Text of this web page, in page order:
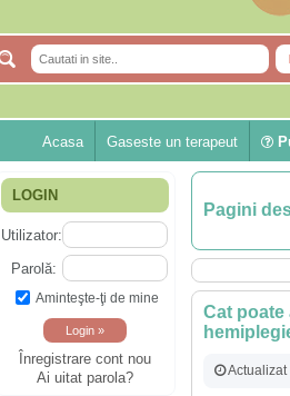
Acasa Gaseste un terapeut
LOGIN
Utilizator:
Parolă:
Aminteşte-ţi de mine
Înregistrare cont nou
Ai uitat parola?
Pagini
Cat poate